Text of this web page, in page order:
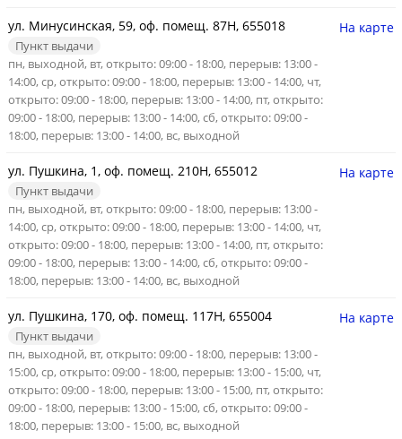
ул. Минусинская, 59, оф. помещ. 87Н, 655018
Пункт выдачи
пн, выходной, вт, открыто: 09:00 - 18:00, перерыв: 13:00 -
14:00, ср, открыто: 09:00 - 18:00, перерыв: 13:00 - 14:00, чт,
открыто: 09:00 - 18:00, перерыв: 13:00 - 14:00, пт, открыто:
09:00 - 18:00, перерыв: 13:00 - 14:00, сб, открыто: 09:00 -
18:00, перерыв: 13:00 - 14:00, вс, выходной
На карте
ул. Пушкина, 1, оф. помещ. 210Н, 655012
Пункт выдачи
пн, выходной, вт, открыто: 09:00 - 18:00, перерыв: 13:00 -
14:00, ср, открыто: 09:00 - 18:00, перерыв: 13:00 - 14:00, чт,
открыто: 09:00 - 18:00, перерыв: 13:00 - 14:00, пт, открыто:
09:00 - 18:00, перерыв: 13:00 - 14:00, сб, открыто: 09:00 -
18:00, перерыв: 13:00 - 14:00, вс, выходной
На карте
ул. Пушкина, 170, оф. помещ. 117Н, 655004
Пункт выдачи
пн, выходной, вт, открыто: 09:00 - 18:00, перерыв: 13:00 -
15:00, ср, открыто: 09:00 - 18:00, перерыв: 13:00 - 15:00, чт,
открыто: 09:00 - 18:00, перерыв: 13:00 - 15:00, пт, открыто:
09:00 - 18:00, перерыв: 13:00 - 15:00, сб, открыто: 09:00 -
18:00, перерыв: 13:00 - 15:00, вс, выходной
На карте